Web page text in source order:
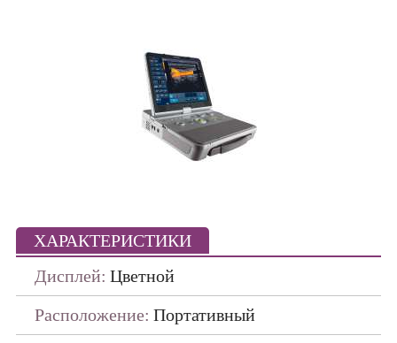
ДАТЧИКИ
ХАРАКТЕРИСТИКИ
Дисплей: Цветной
Расположение: Портативный